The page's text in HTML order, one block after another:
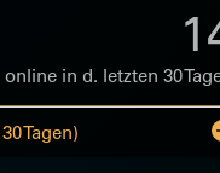
in d. letzten 30
Tagen)